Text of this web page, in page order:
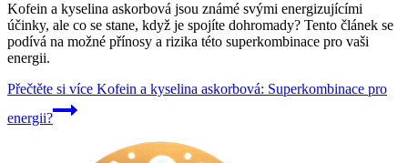
Kofein a kyselina askorbová jsou známé svými energizujícími
účinky, ale co se stane, když je spojíte dohromady? Tento článek se
podívá na možné přínosy a rizika této superkombinace pro vaši
energii.
Přečtěte si více Kofein a kyselina askorbová: Superkombinace pro
energii?